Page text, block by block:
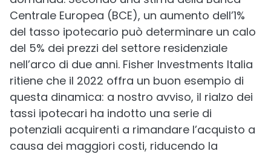
Centrale Europea (BCE), un aumento dell’1%
del tasso ipotecario può determinare un calo
del 5% dei prezzi del settore residenziale
nell’arco di due anni. Fisher Investments Italia
ritiene che il 2022 offra un buon esempio di
questa dinamica: a nostro avviso, il rialzo dei
tassi ipotecari ha indotto una serie di
potenziali acquirenti a rimandare l’acquisto a
causa dei maggiori costi, riducendo la